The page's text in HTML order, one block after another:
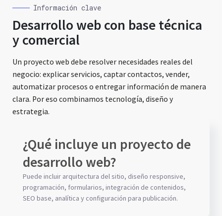
Información clave
Desarrollo web con base técnica
y comercial
Un proyecto web debe resolver necesidades reales del
negocio: explicar servicios, captar contactos, vender,
automatizar procesos o entregar información de manera
clara. Por eso combinamos tecnología, diseño y
estrategia.
¿Qué incluye un proyecto de
desarrollo web?
Puede incluir arquitectura del sitio, diseño responsive,
programación, formularios, integración de contenidos,
SEO base, analítica y configuración para publicación.